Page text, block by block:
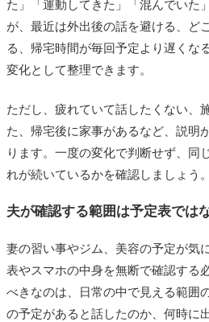
た」「運動してきた」「混んでいた
が、最近は外出後の話を避ける、ど
る、帰宅時間が毎回予定より遅くな
変化として整理できます。
ただし、疲れていて話したくない、
た、帰宅後に家事があるなど、説明
ります。一度の変化で判断せず、同
れが続いているかを確認しましょう。
夫が確認する範囲は予定表では
妻の習い事やジム、美容の予定が気
表やスマホの中身を無断で確認する
べきなのは、日常の中で見える範囲
の予定があると話したのか、何時に